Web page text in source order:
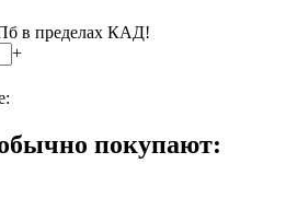
в пределах КАД!
+
покупают: